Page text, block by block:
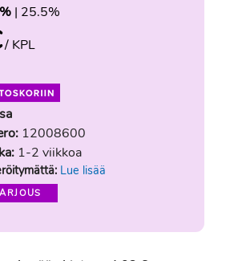
| 25.5%
/ KPL
12008600
1-2 viikkoa
Lue lisää